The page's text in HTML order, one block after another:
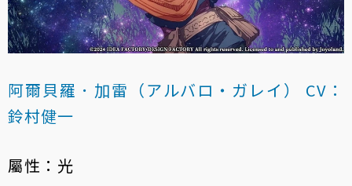
阿爾貝羅．加雷（アルバロ・ガレイ） CV：
鈴村健一
屬性：光